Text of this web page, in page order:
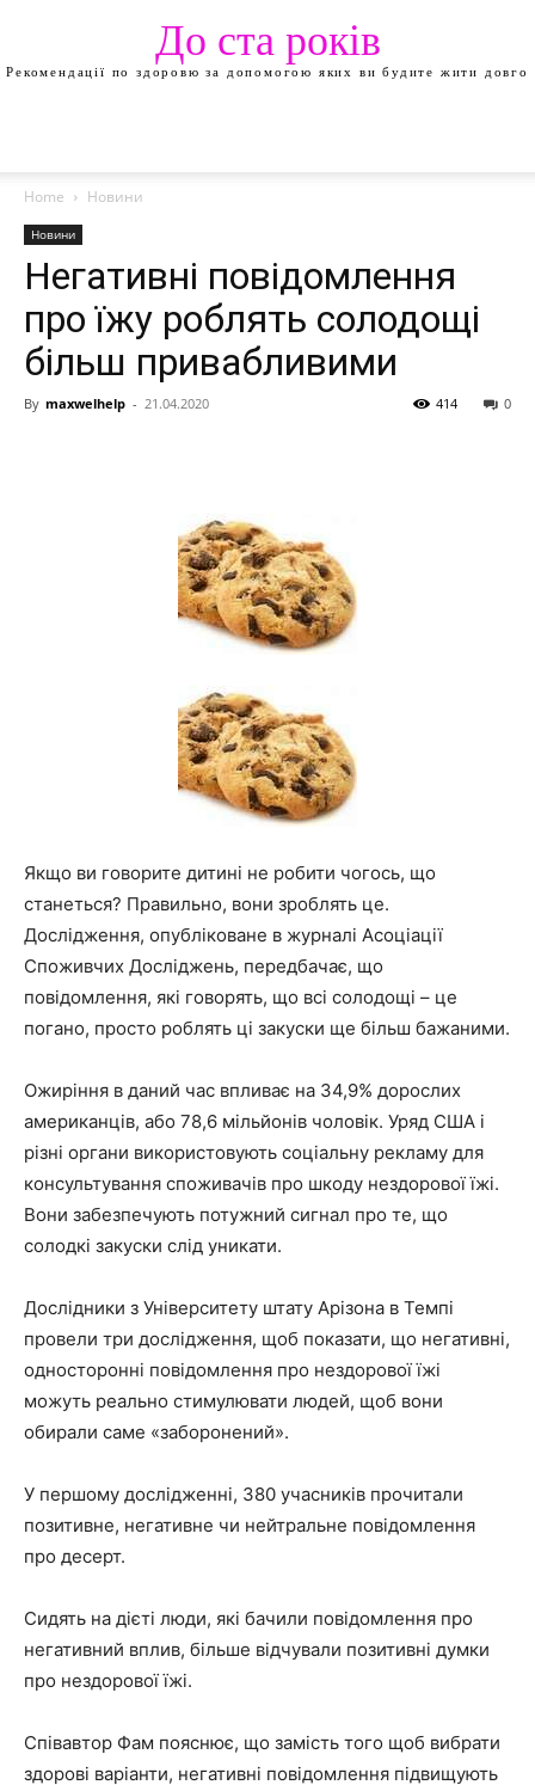
До ста років
Рекомендації по здоровю за допомогою яких ви будите жити довго
Home Новини
Новини
Негативні повідомлення
про їжу роблять солодощі
більш привабливими
By maxwelhelp - 21.04.2020 0
414
Якщо ви говорите дитині не робити чогось, що
станеться? Правильно, вони зроблять це.
Дослідження, опубліковане в журналі Асоціації
Споживчих Досліджень, передбачає, що
повідомлення, які говорять, що всі солодощі – це
погано, просто роблять ці закуски ще більш бажаними.
Ожиріння в даний час впливає на 34,9% дорослих
американців, або 78,6 мільйонів чоловік. Уряд США і
різні органи використовують соціальну рекламу для
консультування споживачів про шкоду нездорової їжі.
Вони забезпечують потужний сигнал про те, що
солодкі закуски слід уникати.
Дослідники з Університету штату Арізона в Темпі
провели три дослідження, щоб показати, що негативні,
односторонні повідомлення про нездорової їжі
можуть реально стимулювати людей, щоб вони
обирали саме «заборонений».
У першому дослідженні, 380 учасників прочитали
позитивне, негативне чи нейтральне повідомлення
про десерт.
Сидять на дієті люди, які бачили повідомлення про
негативний вплив, більше відчували позитивні думки
про нездорової їжі.
Співавтор Фам пояснює, що замість того щоб вибрати
здорові варіанти, негативні повідомлення підвищують